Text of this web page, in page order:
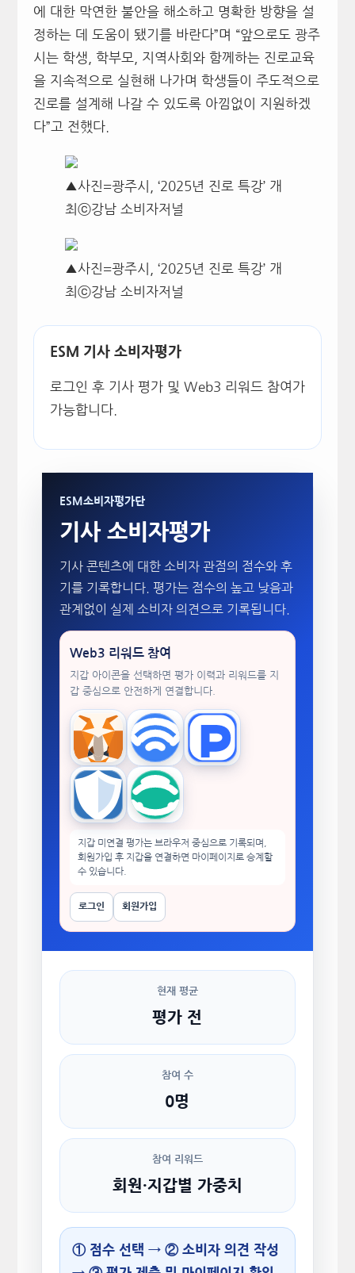
에 대한 막연한 불안을 해소하고 명확한 방향을 설
정하는 데 도움이 됐기를 바란다”며 “앞으로도 광주
시는 학생, 학부모, 지역사회와 함께하는 진로교육
을 지속적으로 실현해 나가며 학생들이 주도적으로
진로를 설계해 나갈 수 있도록 아낌없이 지원하겠
다”고 전했다.
▲사진=광주시, ‘2025년 진로 특강’ 개
최ⓒ강남 소비자저널
▲사진=광주시, ‘2025년 진로 특강’ 개
최ⓒ강남 소비자저널
ESM 기사 소비자평가
로그인 후 기사 평가 및 Web3 리워드 참여가
가능합니다.
ESM소비자평가단
기사 소비자평가
기사 콘텐츠에 대한 소비자 관점의 점수와 후
기를 기록합니다. 평가는 점수의 높고 낮음과
관계없이 실제 소비자 의견으로 기록됩니다.
Web3 리워드 참여
지갑 아이콘을 선택하면 평가 이력과 리워드를 지
갑 중심으로 안전하게 연결합니다.
MetaMask WalletConnectTokenPocket
Trust Wallet imToken
지갑 미연결 평가는 브라우저 중심으로 기록되며,
회원가입 후 지갑을 연결하면 마이페이지로 승계할
수 있습니다.
로그인 회원가입
현재 평균
평가 전
참여 수
0명
참여 리워드
회원·지갑별 가중치
① 점수 선택 → ② 소비자 의견 작성